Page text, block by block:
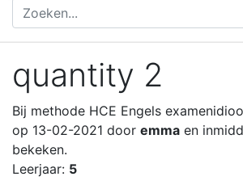
quantity 2
Bij methode HCE Engels
op 13-02-2021 door emma en
bekeken.
Leerjaar: 5